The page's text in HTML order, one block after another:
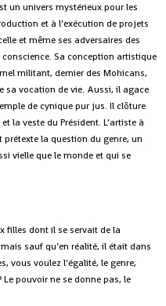
un univers mystérieux pour les
et à l’exécution de projets
et même ses adversaires des
Sa conception artistique
militant, dernier des Mohicans,
sa vocation de vie. Aussi, il agace
de cynique pur jus. Il clôture
la veste du Président. L’artiste à
la question du genre, un
vielle que le monde et qui se
filles dont il se servait de la
sauf qu’en réalité, il était dans
vous voulez l’égalité, le genre,
pouvoir ne se donne pas, le